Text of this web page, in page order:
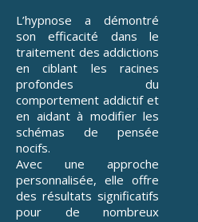
L’hypnose a démontré
son efficacité dans le
traitement des addictions
en ciblant les racines
profondes du
comportement addictif et
en aidant à modifier les
schémas de pensée
nocifs.
Avec une approche
personnalisée, elle offre
des résultats significatifs
pour de nombreux